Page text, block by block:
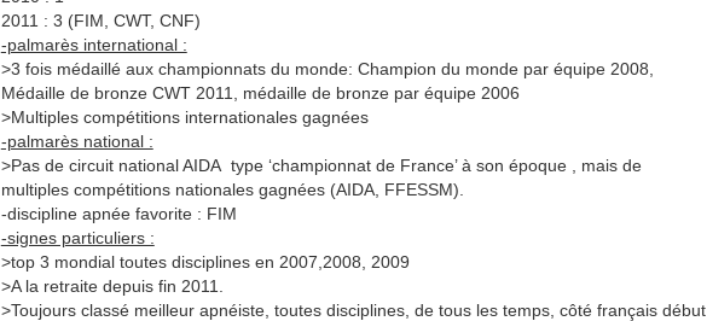
2011 : 3 (FIM, CWT, CNF)
-palmarès international :
>3 fois médaillé aux championnats du monde: Champion du monde par équipe 2008,
Médaille de bronze CWT 2011
, médaille de bronze par équipe 2006
>Multiples compétitions internationales gagnées
-palmarès national :
>Pas de circuit national AIDA type ‘championnat de France’ à son époque , mais de
multiples compétitions nationales gagnées (AIDA, FFESSM).
-discipline apnée favorite : FIM
-signes particuliers :
>top 3 mondial toutes disciplines en 2007,2008, 2009
>A la retraite depuis fin 2011.
>Toujours classé meilleur apnéiste, toutes disciplines, de tous les temps, côté français début